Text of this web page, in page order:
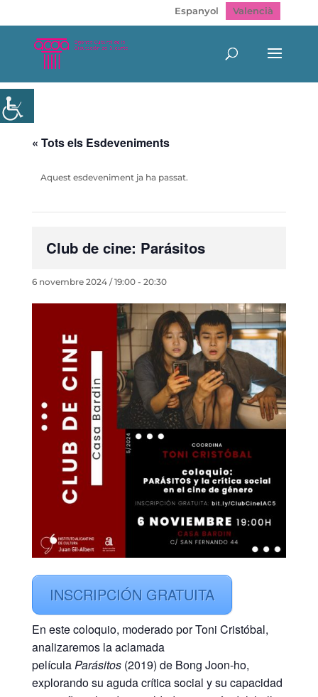
Espanyol Valencià
« Tots els Esdeveniments
Aquest esdeveniment ja ha passat.
Club de cine: Parásitos
6 novembre 2024 / 19:00- 20:30
INSCRIPCIÓN GRATUITA
En este coloquio, moderado por Toni Cristóbal,
analizaremos la aclamada
películaParásitos(2019) de Bong Joon-ho,
explorando su aguda crítica social y su capacidad